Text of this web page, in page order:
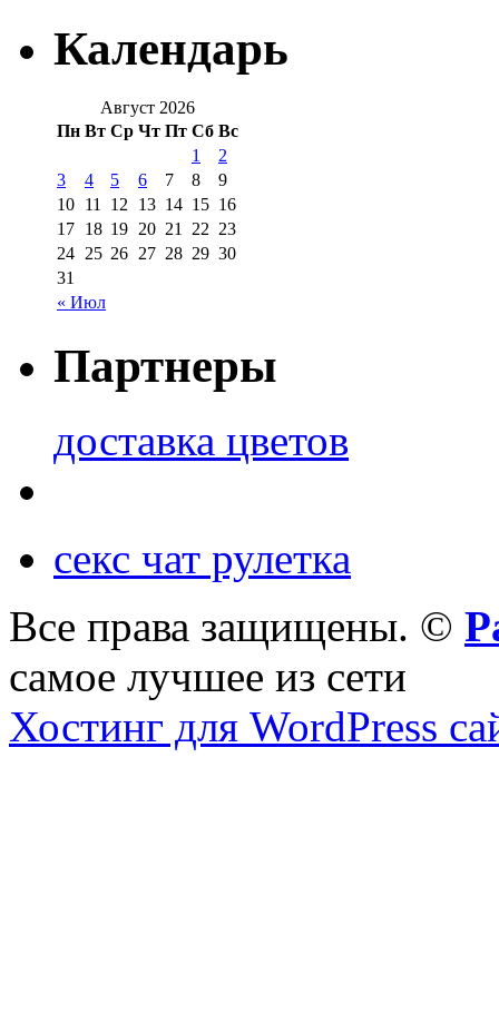
Календарь
Август 2026
Пн Вт Ср Чт Пт Сб Вс
« Июл
1
2
3
4 5 6 7 8
9
10 11 12 13 14 15 16
17 18 19 20 21 22 23
24 25 26 27 28 29 30
31
Партнеры
доставка цветов
секс чат рулетка
Все права защищены. ©
самое лучшее из сети
Хостинг для WordPress